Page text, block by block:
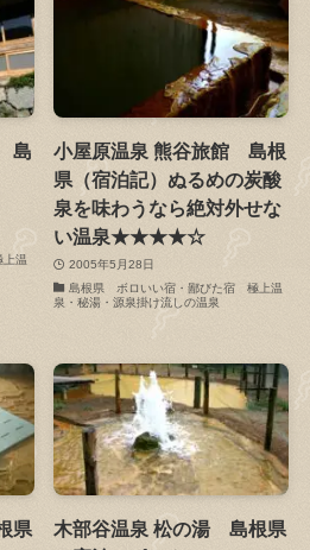
島
温
小屋原温泉 熊谷旅館 島根
県（宿泊記）ぬるめの炭酸
泉を味わうなら絶対外せな
い温泉★★★★☆
2005年5月28日
島根県 ボロいい宿・鄙びた宿 極上温
泉・秘湯・源泉掛け流しの温泉
県
木部谷温泉 松の湯 島根県